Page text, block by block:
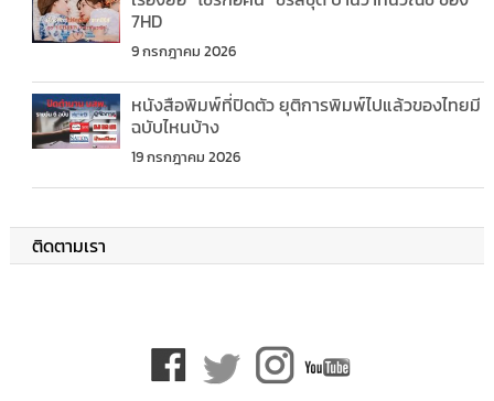
7HD
9 กรกฎาคม 2026
หนังสือพิมพ์ที่ปิดตัว ยุติการพิมพ์ไปแล้วของไทยมี
ฉบับไหนบ้าง
19 กรกฎาคม 2026
ติดตามเรา